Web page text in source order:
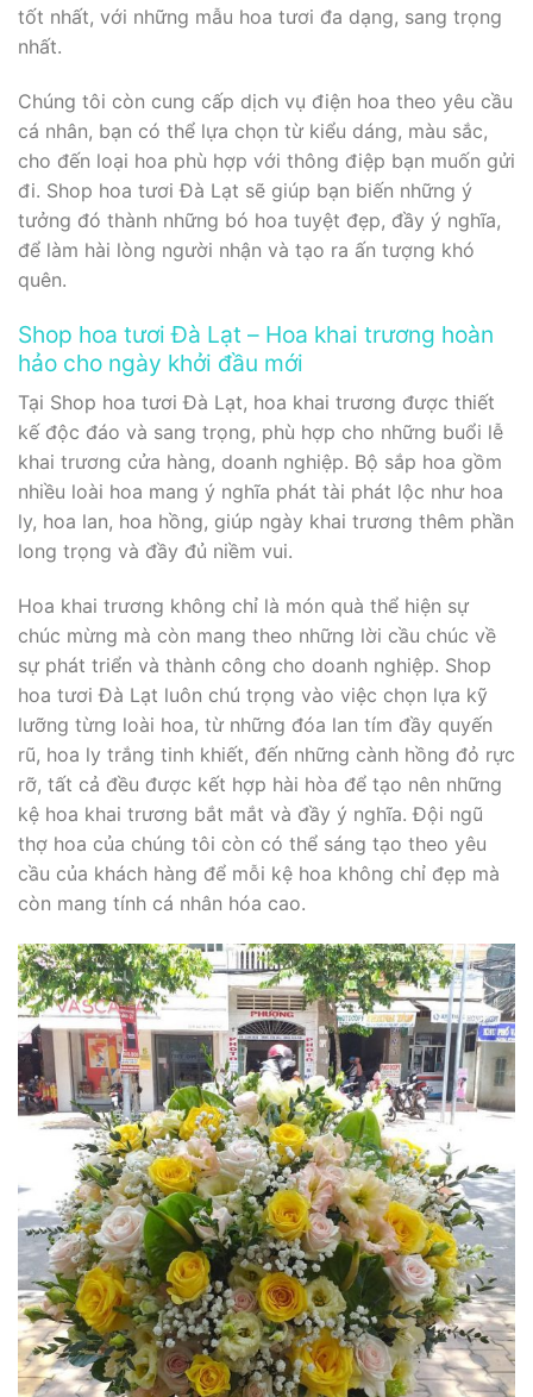
tốt nhất, với những mẫu hoa tươi đa dạng, sang trọng
nhất.
Chúng tôi còn cung cấp dịch vụ điện hoa theo yêu cầu
cá nhân, bạn có thể lựa chọn từ kiểu dáng, màu sắc,
cho đến loại hoa phù hợp với thông điệp bạn muốn gửi
đi. Shop hoa tươi Đà Lạt sẽ giúp bạn biến những ý
tưởng đó thành những bó hoa tuyệt đẹp, đầy ý nghĩa,
để làm hài lòng người nhận và tạo ra ấn tượng khó
quên.
Shop hoa tươi Đà Lạt – Hoa khai trương hoàn
hảo cho ngày khởi đầu mới
Tại Shop hoa tươi Đà Lạt, hoa khai trương được thiết
kế độc đáo và sang trọng, phù hợp cho những buổi lễ
khai trương cửa hàng, doanh nghiệp. Bộ sắp hoa gồm
nhiều loài hoa mang ý nghĩa phát tài phát lộc như hoa
ly, hoa lan, hoa hồng, giúp ngày khai trương thêm phần
long trọng và đầy đủ niềm vui.
Hoa khai trương không chỉ là món quà thể hiện sự
chúc mừng mà còn mang theo những lời cầu chúc về
sự phát triển và thành công cho doanh nghiệp. Shop
hoa tươi Đà Lạt luôn chú trọng vào việc chọn lựa kỹ
lưỡng từng loài hoa, từ những đóa lan tím đầy quyến
rũ, hoa ly trắng tinh khiết, đến những cành hồng đỏ rực
rỡ, tất cả đều được kết hợp hài hòa để tạo nên những
kệ hoa khai trương bắt mắt và đầy ý nghĩa. Đội ngũ
thợ hoa của chúng tôi còn có thể sáng tạo theo yêu
cầu của khách hàng để mỗi kệ hoa không chỉ đẹp mà
còn mang tính cá nhân hóa cao.